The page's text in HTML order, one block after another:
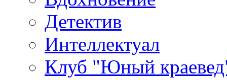
Детектив
Интеллектуал
Клуб "Юный